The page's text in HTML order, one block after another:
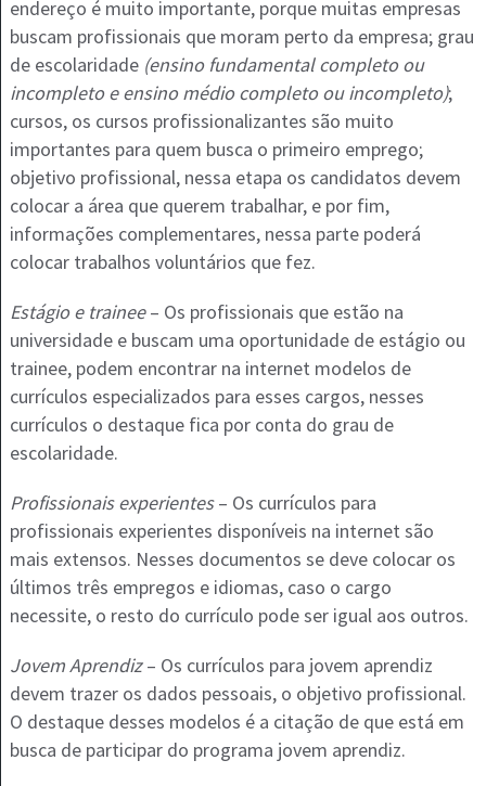
endereço é muito importante, porque muitas empresas
buscam profissionais que moram perto da empresa; grau
de escolaridade (ensino fundamental completo ou
incompleto e ensino médio completo ou incompleto);
cursos, os cursos profissionalizantes são muito
importantes para quem busca o primeiro emprego;
objetivo profissional, nessa etapa os candidatos devem
colocar a área que querem trabalhar, e por fim,
informações complementares, nessa parte poderá
colocar trabalhos voluntários que fez.
Estágio e trainee– Os profissionais que estão na
universidade e buscam uma oportunidade de estágio ou
trainee, podem encontrar na internet modelos de
currículos especializados para esses cargos, nesses
currículos o destaque fica por conta do grau de
escolaridade.
Profissionais experientes– Os currículos para
profissionais experientes disponíveis na internet são
mais extensos. Nesses documentos se deve colocar os
últimos três empregos e idiomas, caso o cargo
necessite, o resto do currículo pode ser igual aos outros.
Jovem Aprendiz– Os currículos para jovem aprendiz
devem trazer os dados pessoais, o objetivo profissional.
O destaque desses modelos é a citação de que está em
busca de participar do programa jovem aprendiz.